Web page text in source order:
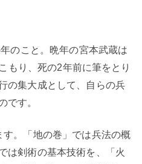
のこと。晩年の宮本武蔵は
もり、死の2年前に筆をとり
の集大成として、自らの兵
です。
。「地の巻」では兵法の概
は剣術の基本技術を、「火